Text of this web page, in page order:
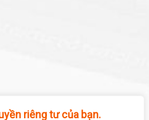
riêng tư của bạn.